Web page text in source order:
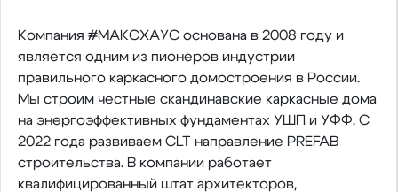
Компания #МАКСХАУС основана в 2008 году и
является одним из пионеров индустрии
правильного каркасного домостроения в России.
Мы строим честные скандинавские каркасные дома
на энергоэффективных фундаментах УШП и УФФ. С
2022 года развиваем CLT направление PREFAB
строительства. В компании работает
квалифицированный штат архитекторов,